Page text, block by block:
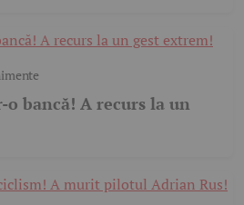
bancă! A recurs la un